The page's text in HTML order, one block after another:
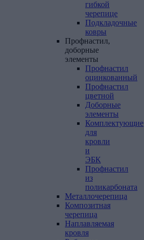
гибкой
черепице
Подкладочные
ковры
Профнастил,
доборные
элементы
Профнастил
оцинкованный
Профнастил
цветной
Доборные
элементы
Комплектующие
для
кровли
и
ЭБК
Профнастил
из
поликарбоната
Металлочерепица
Композитная
черепица
Наплавляемая
кровля